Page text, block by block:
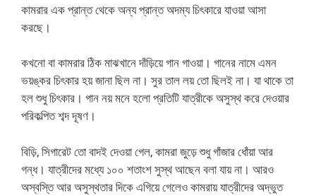
কামরার এক প্রান্ত থেকে অন্য প্রান্ত অদম্য চিৎকারে যাওয়া আসা
করছে।
কখনো বা কামরার ঠিক মাঝখানে দাঁড়িয়ে গান গাওয়া। গানের নামে এমন
ভয়ঙ্কর চিৎকার হয় জানা ছিল না। সুর তাল লয় তো ছিলই না। যা থাকে তা
হল শুধু চিৎকার। গান নয় মনে হলো প্রতিটি যাত্রীকে অসুস্থ করে দেওয়ার
পরিকল্পিত শব্দ দূষণ।
বিড়ি, সিগারেট তো বাদই দেওয়া গেল, কামরা জুড়ে শুধু গাঁজার ধোঁয়া আর
গন্ধ। যাত্রীদের মধ্যে ১০০ শতাংশ সুস্থ আছেন বলা যায় না। আরও
অস্বস্তি আর অসুস্থতার দিকে এগিয়ে গেলেও কামরায় যাত্রীদের অদ্ভুত